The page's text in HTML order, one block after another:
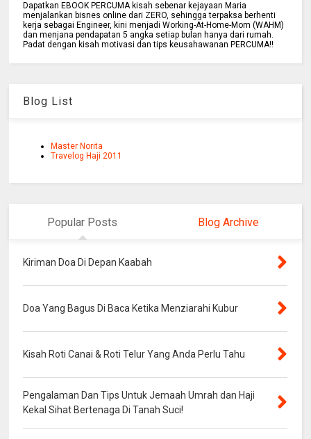
Dapatkan EBOOK PERCUMA kisah sebenar kejayaan Maria
menjalankan bisnes online dari ZERO, sehingga terpaksa berhenti
kerja sebagai Engineer, kini menjadi Working-At-Home-Mom (WAHM)
dan menjana pendapatan 5 angka setiap bulan hanya dari rumah.
Padat dengan kisah motivasi dan tips keusahawanan PERCUMA!!
Blog List
Master Norita
Travelog Haji 2011
Popular Posts Blog Archive
Kiriman Doa Di Depan Kaabah
Doa Yang Bagus Di Baca Ketika Menziarahi Kubur
Kisah Roti Canai & Roti Telur Yang Anda Perlu Tahu
Pengalaman Dan Tips Untuk Jemaah Umrah dan Haji
Kekal Sihat Bertenaga Di Tanah Suci!